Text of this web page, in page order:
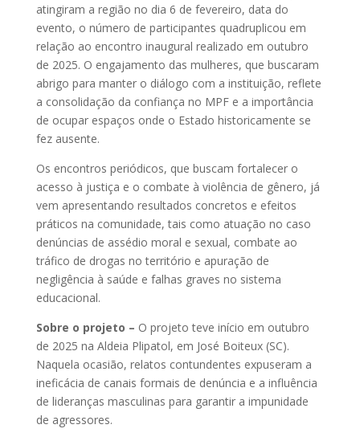
atingiram a região no dia 6 de fevereiro, data do
evento, o número de participantes quadruplicou em
relação ao encontro inaugural realizado em outubro
de 2025. O engajamento das mulheres, que buscaram
abrigo para manter o diálogo com a instituição, reflete
a consolidação da confiança no MPF e a importância
de ocupar espaços onde o Estado historicamente se
fez ausente.
Os encontros periódicos, que buscam fortalecer o
acesso à justiça e o combate à violência de gênero, já
vem apresentando resultados concretos e efeitos
práticos na comunidade, tais como atuação no caso
denúncias de assédio moral e sexual, combate ao
tráfico de drogas no território e apuração de
negligência à saúde e falhas graves no sistema
educacional.
Sobre o projeto – O projeto teve início em outubro
de 2025 na Aldeia Plipatol, em José Boiteux (SC).
Naquela ocasião, relatos contundentes expuseram a
ineficácia de canais formais de denúncia e a influência
de lideranças masculinas para garantir a impunidade
de agressores.